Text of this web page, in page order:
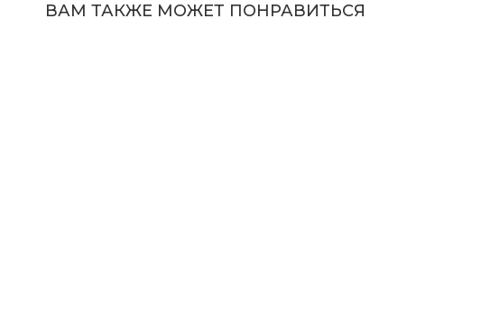
ВАМ ТАКЖЕ МОЖЕТ ПОНРАВИТЬСЯ